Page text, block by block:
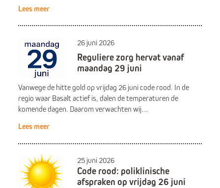
Lees meer
26 juni 2026
Reguliere zorg hervat vanaf
maandag 29 juni
Vanwege de hitte gold op vrijdag 26 juni code rood. In de
regio waar Basalt actief is, dalen de temperaturen de
komende dagen. Daarom verwachten wij…
Lees meer
25 juni 2026
Code rood: poliklinische
afspraken op vrijdag 26 juni